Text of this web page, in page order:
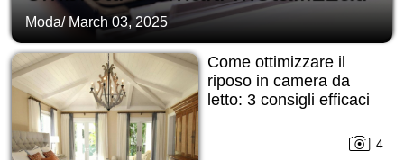
Moda/ March 03, 2025
Come ottimizzare il
riposo in camera da
letto: 3 consigli efficaci
4